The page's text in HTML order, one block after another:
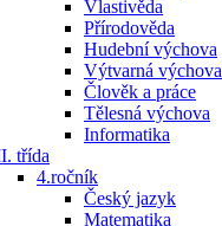
Vlastivěda
Přírodověda
Hudební výchova
Výtvarná výchova
Člověk a práce
Tělesná výchova
Informatika
třída
4.ročník
Český jazyk
Matematika